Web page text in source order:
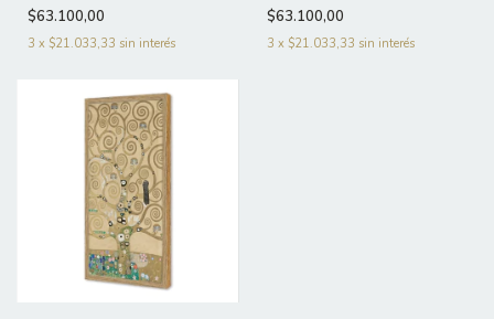
$63.100,00
3 x $21.033,33 sin interés
$63.100,00
3 x $21.033,33 sin interés